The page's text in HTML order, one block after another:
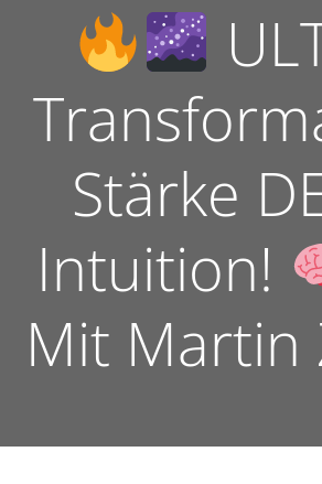
Stärke
Intuition!
Mit Martin